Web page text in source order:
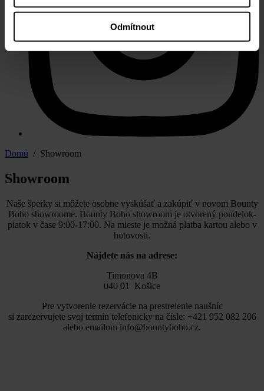
Odmítnout
Domů / Showroom
Showroom
Naše šperky si môžete osobne vyskúšať a zakúpiť v novom Bounty
Boho showroome. Bounty Boho showroom je otvorený pondelok-
piatok v čase 9:00-17:00. Na mieste je možná platba kartou alebo v
hotovosti.
Nájdete nás na adrese:
Timonova 4B
040 01 Košice
Pre vytvorenie rezervácie na prestrelenie naušníc
si zarezervujete svoj termín telefonicky na čísle: +421 952 082 206
alebo emailom info@bountyboho.cz.